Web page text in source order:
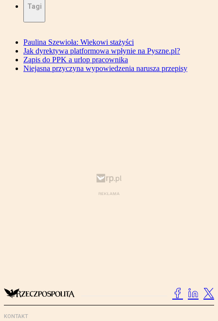
Tagi
Paulina Szewioła: Wiekowi stażyści
Jak dyrektywa platformowa wpłynie na Pyszne.pl?
Zapis do PPK a urlop pracownika
Niejasna przyczyna wypowiedzenia narusza przepisy
KONTAKT